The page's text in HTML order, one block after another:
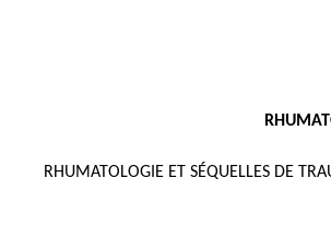
RHUMATOLOGIE ET SÉQUELLES DE